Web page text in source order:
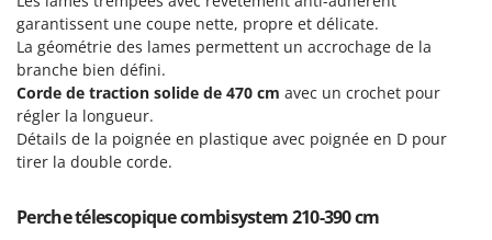
Pompes immergées électriques
Postes à souder
Poussoirs à saucisse
Presses à pellets
Pressoirs à Raisin
Ginko - MGM
Gipeco
Girmi
GRAEF
Gre
Greenworks
garantissent une coupe nette, propre et délicate.
La géométrie des lames permettent un accrochage de la
branche bien défini.
Corde de traction solide de 470 cm avec un crochet pour
régler la longueur.
Détails de la poignée en plastique avec poignée en D pour
tirer la double corde.
Perche télescopique combisystem 210-390 cm